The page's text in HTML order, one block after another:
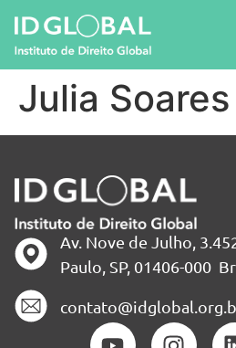
Julia Soares
Av. Nove de Julho,
Paulo, SP, 01406-000